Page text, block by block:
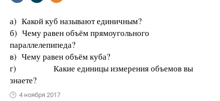
а) Какой куб называют единичным?
б) Чему равен объём прямоугольного
параллелепипеда?
в) Чему равен объём куба?
г) Какие единицы измерения объемов вы
знаете?
4 ноября 2017